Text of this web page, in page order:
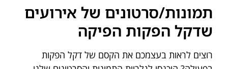
תמונות/סרטונים של אירועים
שדקל הפקות הפיקה
רוצים לראות בעצמכם את הקסם של דקל הפקות